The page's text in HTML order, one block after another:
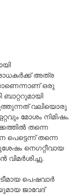
അത്ര
ഒരു
വലിയൊരു
മോശം നിമിഷം.
തന്നെ
തന്നെ
നെഗറ്റീവായ
വിമർശിച്ചു.
പെഷവാർ
ജാവേദ്